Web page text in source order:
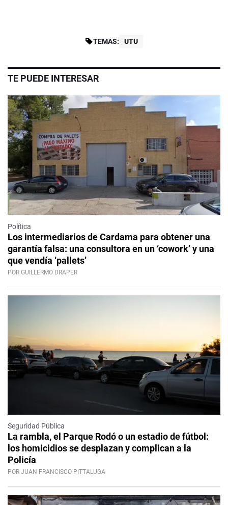
TEMAS: UTU
TE PUEDE INTERESAR
Política
Los intermediarios de Cardama para obtener una
garantía falsa: una consultora en un ‘cowork’ y una
que vendía ‘pallets’
POR GUILLERMO DRAPER
Seguridad Pública
La rambla, el Parque Rodó o un estadio de fútbol:
los homicidios se desplazan y complican a la
Policía
POR JUAN FRANCISCO PITTALUGA